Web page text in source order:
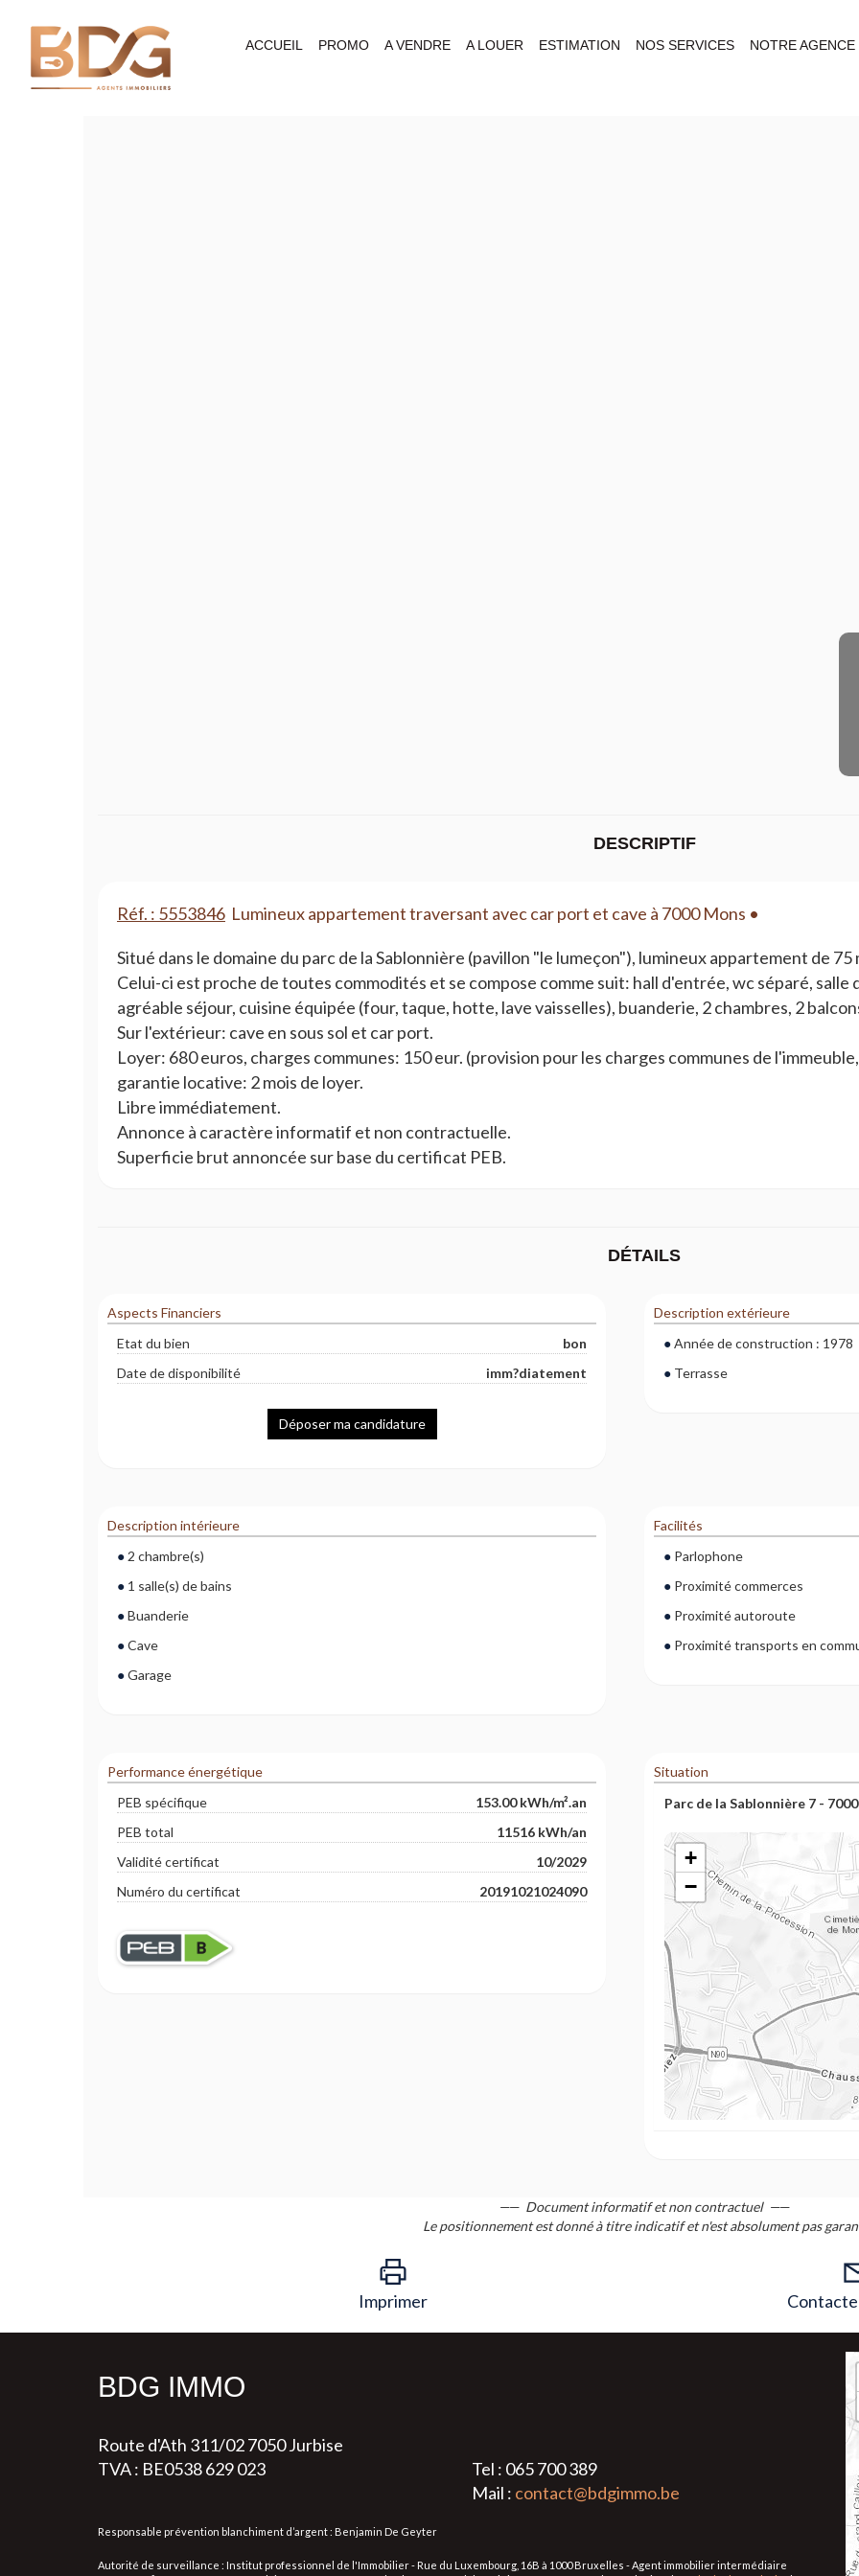
ACCUEIL PROMO A VENDRE A LOUER ESTIMATION NOS SERVICES NOTRE AGENCE
DESCRIPTIF
Réf. : 5553846 Lumineux appartement traversant avec car port et cave à 7000 Mons •
Situé dans le domaine du parc de la Sablonnière (pavillon "le lumeçon"), lumineux appartement de
Celui-ci est proche de toutes commodités et se compose comme suit: hall d'entrée, wc séparé, salle
agréable séjour, cuisine équipée (four, taque, hotte, lave vaisselles), buanderie, 2 chambres, 2
Sur l'extérieur: cave en sous sol et car port.
Loyer: 680 euros, charges communes: 150 eur. (provision pour les charges communes de
garantie locative: 2 mois de loyer.
Libre immédiatement.
Annonce à caractère informatif et non contractuelle.
Superficie brut annoncée sur base du certificat PEB.
DÉTAILS
Aspects Financiers
Etat du bien
bon
Date de disponibilité
imm?diatement
Déposer ma candidature
Description extérieure
Année de construction : 1978
Terrasse
Description intérieure
2 chambre(s)
1 salle(s) de bains
Buanderie
Cave
Garage
Facilités
Parlophone
Proximité commerces
Proximité autoroute
Proximité transports en
Performance énergétique
PEB spécifique
153.00 kWh/m².an
PEB total
11516 kWh/an
Validité certificat
10/2029
Numéro du certificat
20191021024090
Situation
Parc de la Sablonnière 7 -
+
−
Document informatif et non contractuel
Le positionnement est donné à titre indicatif et n'est absolument pas
Imprimer
BDG IMMO
Route d'Ath 311/02 7050 Jurbise
TVA : BE0538 629 023
Tel : 065 700 389
Mail : contact@bdgimmo.be
Responsable prévention blanchiment d’argent : Benjamin De Geyter
Autorité de surveillance : Institut professionnel de l'Immobilier - Rue du Luxembourg, 16B à 1000 Bruxelles - Agent immobilier intermédiaire